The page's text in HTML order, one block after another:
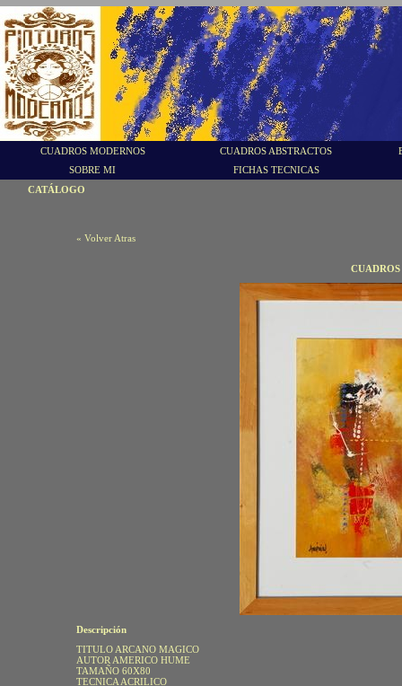
CUADROS MODERNOS CUADROS ABSTRACTOS
SOBRE MI
FICHAS TECNICAS
CATÁLOGO
« Volver Atras
Descripción
TITULO ARCANO MAGICO
AUTOR AMERICO HUME
TAMAÑO 60X80
TECNICA ACRILICO